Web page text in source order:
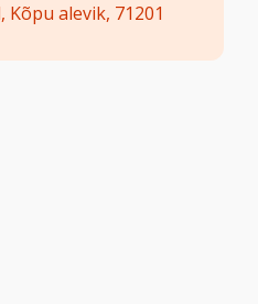
Kõpu alevik, 71201